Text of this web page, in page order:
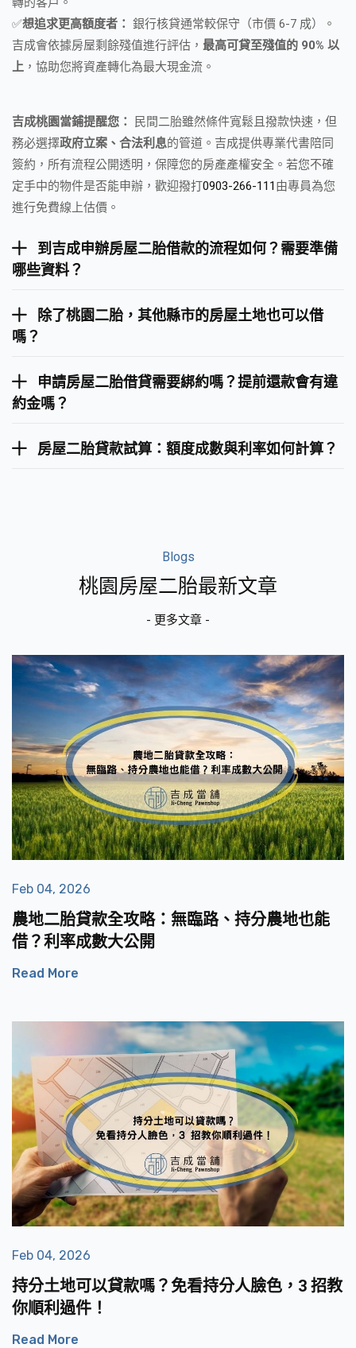
✅想追求更高額度者： 銀行核貸通常較保守（市價 6-7 成）。
吉成會依據房屋剩餘殘值進行評估， 最高可貸至殘值的 90% 以
上 ，協助您將資產轉化為最大現金流。
吉成桃園當鋪提醒您：
民間二胎雖然條件寬鬆且撥款快速，但
務必選擇政府立案、合法利息的管道。吉成提供專業代書陪同
簽約，所有流程公開透明，保障您的房產產權安全。若您不確
定手中的物件是否能申辦，歡迎撥打0903-266-111 由專員為您
進行免費線上估價。
到吉成申辦房屋二胎借款的流程如何？需要準備
哪些資料？
除了桃園二胎，其他縣市的房屋土地也可以借
嗎？
申請房屋二胎借貸需要綁約嗎？提前還款會有違
約金嗎？
房屋二胎貸款試算：額度成數與利率如何計算？
Blogs
桃園房屋二胎最新文章
- 更多文章 -
Feb 04, 2026
農地二胎貸款全攻略：無臨路、持分農地也能
借？利率成數大公開
Read More
Feb 04, 2026
持分土地可以貸款嗎？免看持分人臉色，3 招教
你順利過件！
Read More